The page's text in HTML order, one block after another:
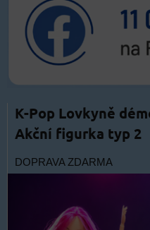
K-Pop Lovkyně
Akční figurka typ 2
DOPRAVA ZDARMA